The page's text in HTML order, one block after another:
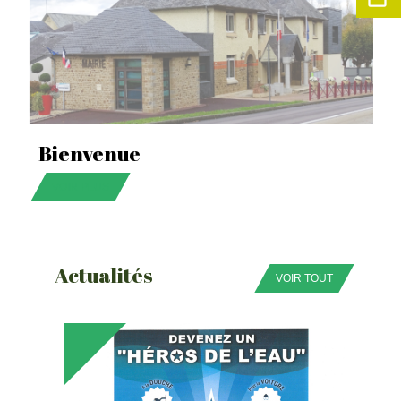
Bienvenue
Actualités VOIR TOUT